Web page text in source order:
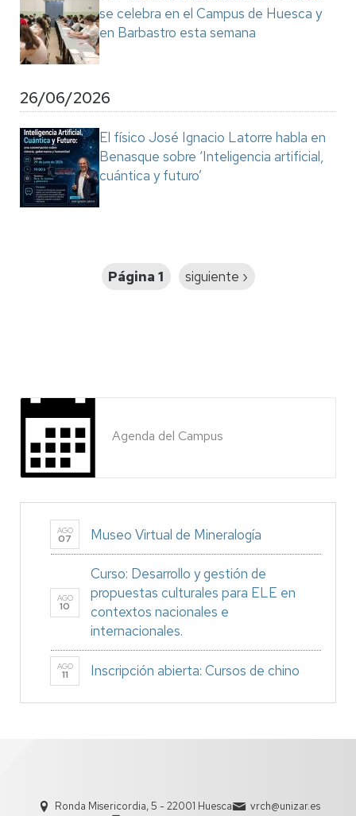
se celebra en el Campus de Huesca y
en Barbastro esta semana
26/06/2026
El físico José Ignacio Latorre habla en
Benasque sobre ‘Inteligencia artificial,
cuántica y futuro’
Página 1
Siguiente
siguiente ›
Agenda del Campus
AGO
07 Museo Virtual de Mineralogía
AGO
10
Curso: Desarrollo y gestión de
propuestas culturales para ELE en
contextos nacionales e
internacionales.
AGO
11 Inscripción abierta: Cursos de chino
Ronda Misericordia, 5 - 22001 Huesca
vrch@unizar.es